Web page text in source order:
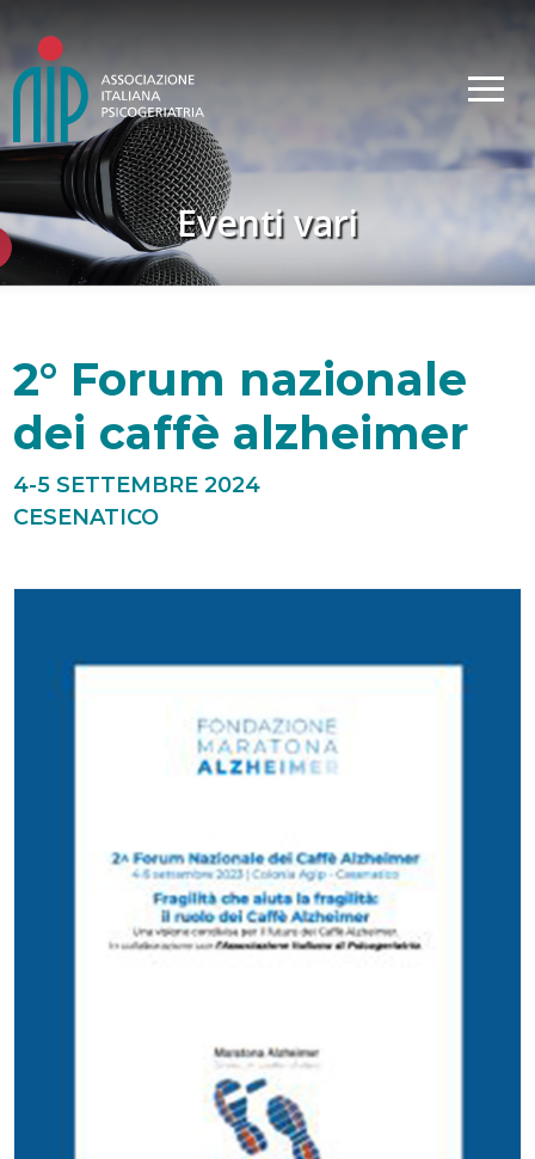
Eventi vari
2° Forum nazionale
dei caffè alzheimer
4-5 SETTEMBRE 2024
CESENATICO